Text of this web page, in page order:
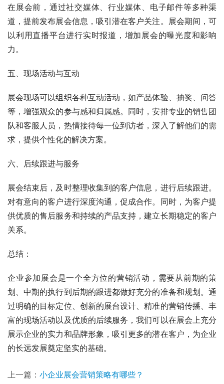
在展会前，通过社交媒体、行业媒体、电子邮件等多种渠
道，提前发布展会信息，吸引潜在客户关注。展会期间，可
以利用直播平台进行实时报道，增加展会的曝光度和影响
力。
五、现场活动与互动
展会现场可以组织各种互动活动，如产品体验、抽奖、问答
等，增强观众的参与感和归属感。同时，安排专业的销售团
队和客服人员，热情接待每一位到访者，深入了解他们的需
求，提供个性化的解决方案。
六、后续跟进与服务
展会结束后，及时整理收集到的客户信息，进行后续跟进。
对有意向的客户进行深度沟通，促成合作。同时，为客户提
供优质的售后服务和持续的产品支持，建立长期稳定的客户
关系。
总结：
企业参加展会是一个全方位的营销活动，需要从前期的策
划、中期的执行到后期的跟进都做好充分的准备和规划。通
过明确的目标定位、创新的展台设计、精准的营销传播、丰
富的现场活动以及优质的后续服务，我们可以在展会上充分
展示企业的实力和品牌形象，吸引更多的潜在客户，为企业
的长远发展奠定坚实的基础。
上一篇： 小企业展会营销策略有哪些？